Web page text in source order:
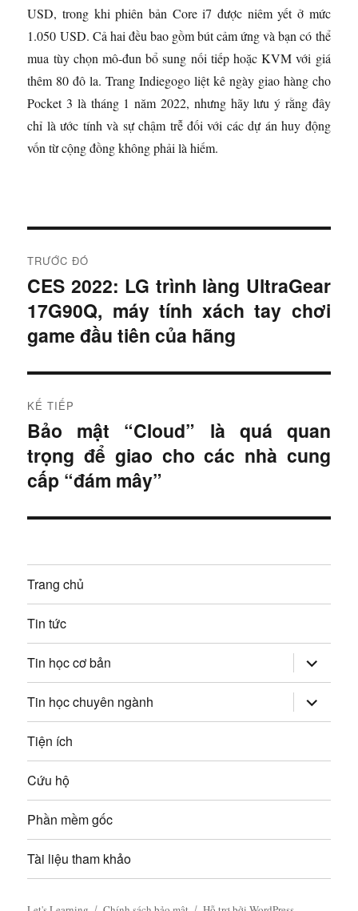
USD, trong khi phiên bản Core i7 được niêm yết ở mức
1.050 USD. Cả hai đều bao gồm bút cảm ứng và bạn có thể
mua tùy chọn mô-đun bổ sung nối tiếp hoặc KVM với giá
thêm 80 đô la. Trang Indiegogo liệt kê ngày giao hàng cho
Pocket 3 là tháng 1 năm 2022, nhưng hãy lưu ý rằng đây
chỉ là ước tính và sự chậm trễ đối với các dự án huy động
vốn từ cộng đồng không phải là hiếm.
i
ề
u
h
ư
ớ
n
g
à
i
v
i
ế
t
TRƯỚC ĐÓ
B
à
i
t
r
c
:
CES 2022: LG trình làng UltraGear
17G90Q, máy tính xách tay chơi
game đầu tiên của hãng
KẾ TIẾP
B
à
i
i
p
:
Bảo mật “Cloud” là quá quan
trọng để giao cho các nhà cung
cấp “đám mây”
Trang chủ
Tin tức
Tin học cơ bản mở
rộng
trình
đơn
con
Tin học chuyên ngành mở
rộng
trình
Tiện ích
Cứu hộ
Phần mềm gốc
Tài liệu tham khảo